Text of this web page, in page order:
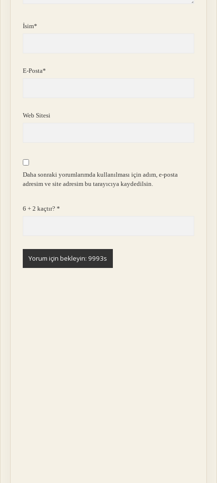
İsim*
E-Posta*
Web Sitesi
Daha sonraki yorumlarımda kullanılması için adım, e-posta
adresim ve site adresim bu tarayıcıya kaydedilsin.
6 + 2 kaçtır?*